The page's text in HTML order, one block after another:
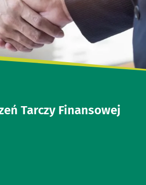
Tarczy Finansowej